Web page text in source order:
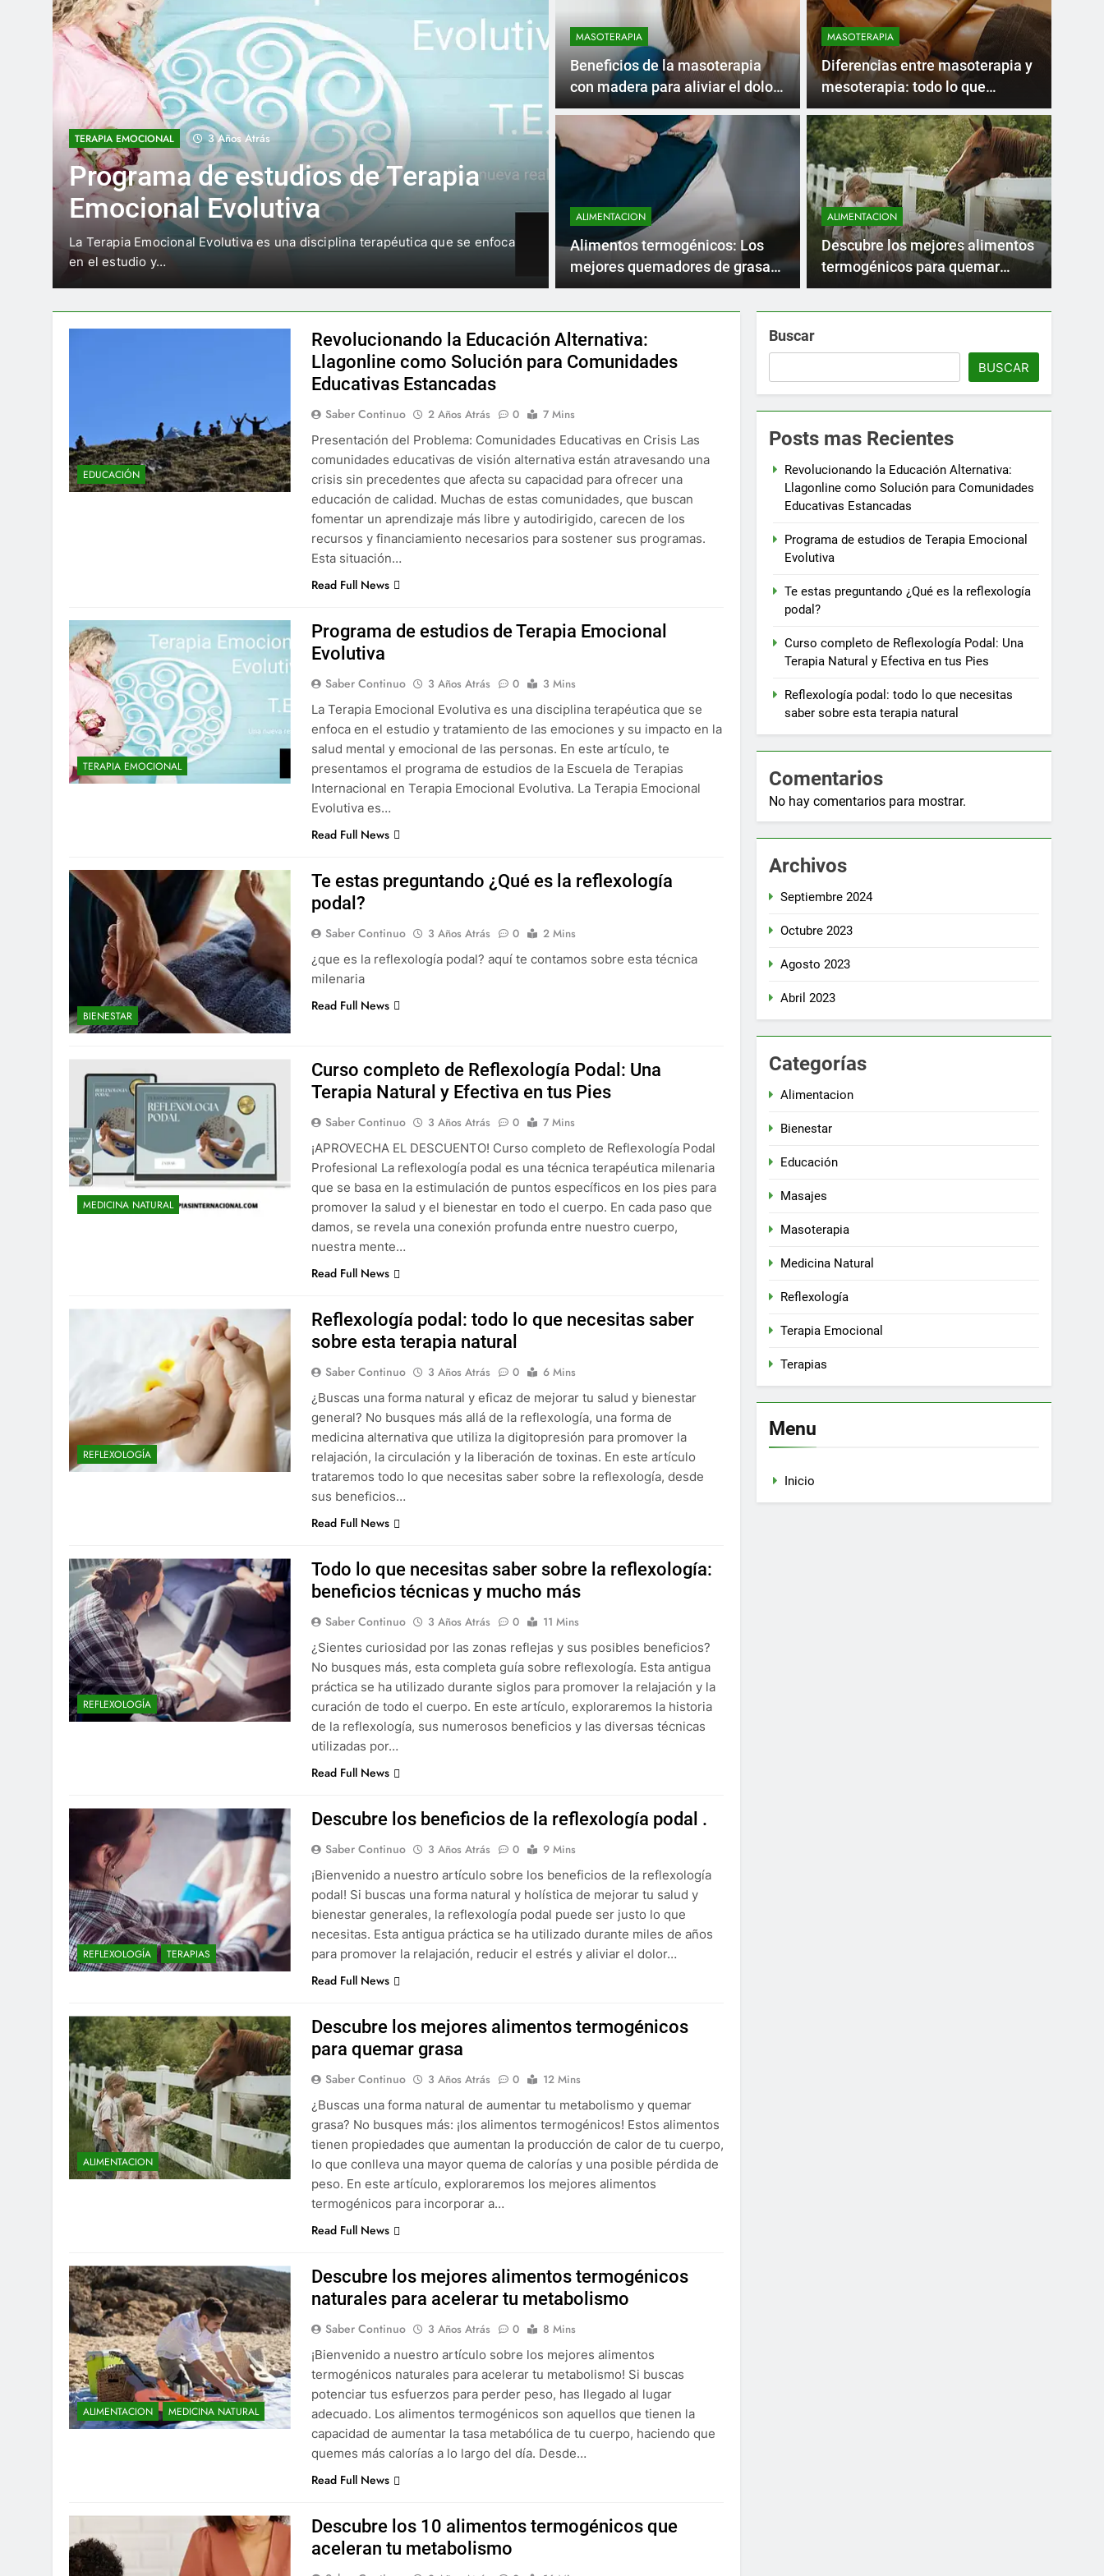
BIENESTAR 3 Años Atrás
Te estas preguntando ¿Qué es la
reflexología podal?
¿que es la reflexología podal? aquí te contamos sobre esta técnica milenaria
MEDICINA NATURAL 3 Años Atrás
Curso completo de Reflexología
Podal: Una Terapia Natural y
Efectiva en tus Pies
‍¡APROVECHA EL DESCUENTO! Curso completo de Reflexología Podal
Profesional La reflexología podal es una técnica…
MASOTERAPIA
Beneficios de la masoterapia
con madera para aliviar el dolor
muscular
MASOTERAPIA
Diferencias entre masoterapia y
mesoterapia: todo lo que
necesitas saber
ALIMENTACION
Alimentos termogénicos: Los
mejores quemadores de grasa
para tu dieta
ALIMENTACION
Descubre los mejores alimentos
termogénicos para quemar
grasa
EDUCACIÓN
Revolucionando la Educación Alternativa:
Llagonline como Solución para Comunidades
Educativas Estancadas
Saber Continuo 2 Años Atrás 0
7 Mins
Presentación del Problema: Comunidades Educativas en Crisis Las
comunidades educativas de visión alternativa están atravesando una
crisis sin precedentes que afecta su capacidad para ofrecer una
educación de calidad. Muchas de estas comunidades, que buscan
fomentar un aprendizaje más libre y autodirigido, carecen de los
recursos y financiamiento necesarios para sostener sus programas.
Esta situación…
Read Full News
TERAPIA EMOCIONAL
Programa de estudios de Terapia Emocional
Evolutiva
Saber Continuo 3 Años Atrás 0
3 Mins
La Terapia Emocional Evolutiva es una disciplina terapéutica que se
enfoca en el estudio y tratamiento de las emociones y su impacto en la
salud mental y emocional de las personas. En este artículo, te
presentamos el programa de estudios de la Escuela de Terapias
Internacional en Terapia Emocional Evolutiva. La Terapia Emocional
Evolutiva es…
Read Full News
BIENESTAR
Te estas preguntando ¿Qué es la reflexología
podal?
Saber Continuo 3 Años Atrás 0
2 Mins
¿que es la reflexología podal? aquí te contamos sobre esta técnica
milenaria
Read Full News
MEDICINA NATURAL
Curso completo de Reflexología Podal: Una
Terapia Natural y Efectiva en tus Pies
Saber Continuo 3 Años Atrás 0
7 Mins
‍¡APROVECHA EL DESCUENTO! Curso completo de Reflexología Podal
Profesional La reflexología podal es una técnica terapéutica milenaria
que se basa en la estimulación de puntos específicos en los pies para
promover la salud y el bienestar en todo el cuerpo. En cada paso que
damos, se revela una conexión profunda entre nuestro cuerpo,
nuestra mente…
Read Full News
REFLEXOLOGÍA
Reflexología podal: todo lo que necesitas saber
sobre esta terapia natural
Saber Continuo 3 Años Atrás 0
6 Mins
¿Buscas una forma natural y eficaz de mejorar tu salud y bienestar
general? No busques más allá de la reflexología, una forma de
medicina alternativa que utiliza la digitopresión para promover la
relajación, la circulación y la liberación de toxinas. En este artículo
trataremos todo lo que necesitas saber sobre la reflexología, desde
sus beneficios…
Read Full News
REFLEXOLOGÍA
Todo lo que necesitas saber sobre la reflexología:
beneficios técnicas y mucho más
Saber Continuo 3 Años Atrás 0
11 Mins
¿Sientes curiosidad por las zonas reflejas y sus posibles beneficios?
No busques más, esta completa guía sobre reflexología. Esta antigua
práctica se ha utilizado durante siglos para promover la relajación y la
curación de todo el cuerpo. En este artículo, exploraremos la historia
de la reflexología, sus numerosos beneficios y las diversas técnicas
utilizadas por…
Read Full News
REFLEXOLOGÍA TERAPIAS
Descubre los beneficios de la reflexología podal .
Saber Continuo 3 Años Atrás 0
9 Mins
¡Bienvenido a nuestro artículo sobre los beneficios de la reflexología
podal! Si buscas una forma natural y holística de mejorar tu salud y
bienestar generales, la reflexología podal puede ser justo lo que
necesitas. Esta antigua práctica se ha utilizado durante miles de años
para promover la relajación, reducir el estrés y aliviar el dolor…
Read Full News
ALIMENTACION
Descubre los mejores alimentos termogénicos
para quemar grasa
Saber Continuo 3 Años Atrás 0
12 Mins
¿Buscas una forma natural de aumentar tu metabolismo y quemar
grasa? No busques más: ¡los alimentos termogénicos! Estos alimentos
tienen propiedades que aumentan la producción de calor de tu cuerpo,
lo que conlleva una mayor quema de calorías y una posible pérdida de
peso. En este artículo, exploraremos los mejores alimentos
termogénicos para incorporar a…
Read Full News
ALIMENTACION MEDICINA NATURAL
Descubre los mejores alimentos termogénicos
naturales para acelerar tu metabolismo
Saber Continuo 3 Años Atrás 0
8 Mins
¡Bienvenido a nuestro artículo sobre los mejores alimentos
termogénicos naturales para acelerar tu metabolismo! Si buscas
potenciar tus esfuerzos para perder peso, has llegado al lugar
adecuado. Los alimentos termogénicos son aquellos que tienen la
capacidad de aumentar la tasa metabólica de tu cuerpo, haciendo que
quemes más calorías a lo largo del día. Desde…
Read Full News
Descubre los 10 alimentos termogénicos que
aceleran tu metabolismo
Buscar
BUSCAR
Posts mas Recientes
Revolucionando la Educación Alternativa:
Llagonline como Solución para Comunidades
Educativas Estancadas
Programa de estudios de Terapia Emocional
Evolutiva
Te estas preguntando ¿Qué es la reflexología
podal?
Curso completo de Reflexología Podal: Una
Terapia Natural y Efectiva en tus Pies
Reflexología podal: todo lo que necesitas
saber sobre esta terapia natural
Comentarios
No hay comentarios para mostrar.
Archivos
Septiembre 2024
Octubre 2023
Agosto 2023
Abril 2023
Categorías
Alimentacion
Bienestar
Educación
Masajes
Masoterapia
Medicina Natural
Reflexología
Terapia Emocional
Terapias
Menu
Inicio